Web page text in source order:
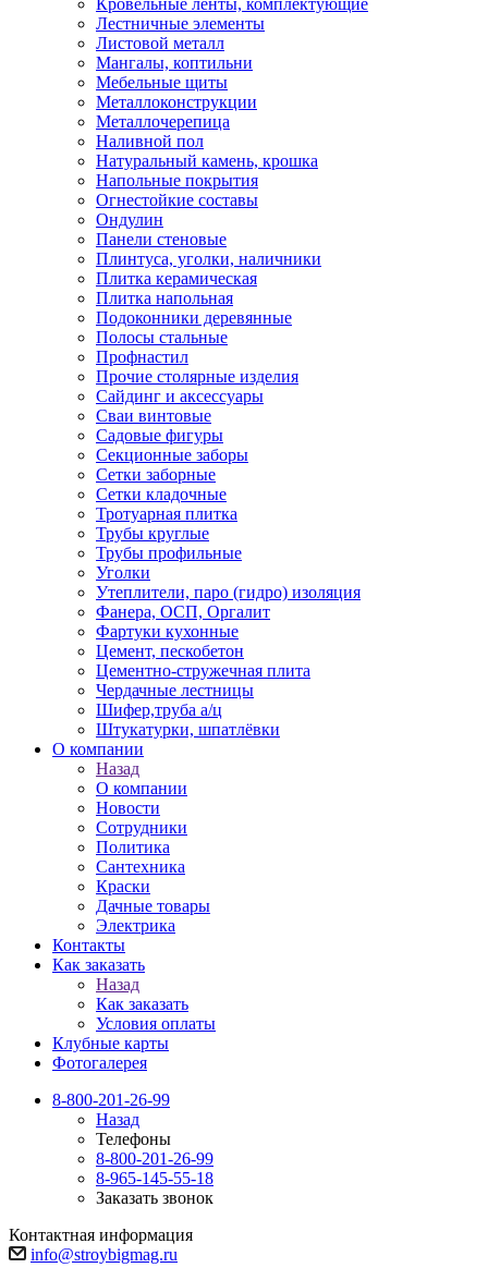
Лестничные элементы
Листовой металл
Мангалы, коптильни
Мебельные щиты
Металлоконструкции
Металлочерепица
Наливной пол
Натуральный камень, крошка
Напольные покрытия
Огнестойкие составы
Ондулин
Панели стеновые
Плинтуса, уголки, наличники
Плитка керамическая
Плитка напольная
Подоконники деревянные
Полосы стальные
Профнастил
Прочие столярные изделия
Сайдинг и аксессуары
Сваи винтовые
Садовые фигуры
Секционные заборы
Сетки заборные
Сетки кладочные
Тротуарная плитка
Трубы круглые
Трубы профильные
Уголки
Утеплители, паро (гидро) изоляция
Фанера, ОСП, Оргалит
Фартуки кухонные
Цемент, пескобетон
Цементно-стружечная плита
Чердачные лестницы
Шифер,труба а/ц
Штукатурки, шпатлёвки
О компании
Назад
О компании
Новости
Сотрудники
Политика
Сантехника
Краски
Дачные товары
Электрика
Контакты
Как заказать
Назад
Как заказать
Условия оплаты
Клубные карты
Фотогалерея
8-800-201-26-99
Назад
Телефоны
8-800-201-26-99
8-965-145-55-18
Заказать звонок
Контактная информация
info@stroybigmag.ru